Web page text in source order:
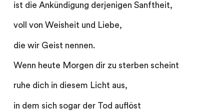
ist die Ankündigung derjenigen Sanftheit,
voll von Weisheit und Liebe,
die wir Geist nennen.
Wenn heute Morgen dir zu sterben scheint
ruhe dich in diesem Licht aus,
in dem sich sogar der Tod auflöst